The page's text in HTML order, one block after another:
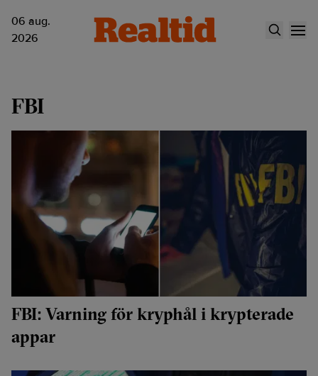
06 aug.
2026
FBI
FBI: Varning för kryphål i krypterade
appar